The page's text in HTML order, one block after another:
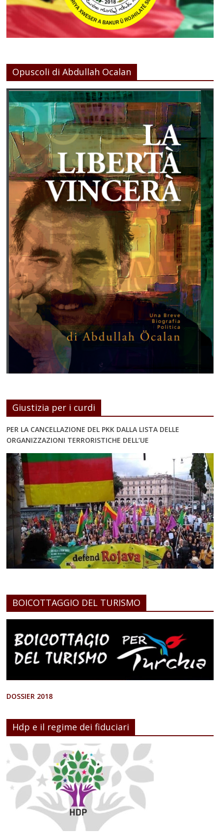
Opuscoli di Abdullah Ocalan
Giustizia per i curdi
PER LA CANCELLAZIONE DEL PKK DALLA LISTA DELLE
ORGANIZZAZIONI TERRORISTICHE DELL’UE
BOICOTTAGGIO DEL TURISMO
DOSSIER 2018
Hdp e il regime dei fiduciari